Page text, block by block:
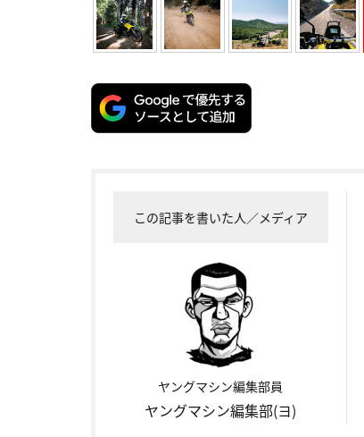
この記事を書いた人／メディア
ヤングマシン編集部員
ヤングマシン編集部(ヨ)